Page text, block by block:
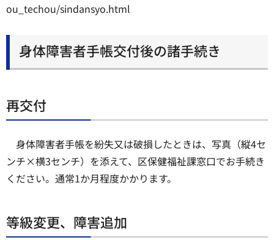
ou_techou/sindansyo.html
身体障害者手帳交付後の諸手続き
再交付
身体障害者手帳を紛失又は破損したときは、写真（縦4セ
ンチ×横3センチ）を添えて、区保健福祉課窓口でお手続き
ください。通常1か月程度かかります。
等級変更、障害追加